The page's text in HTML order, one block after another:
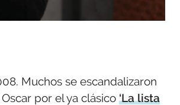
Muchos se escandalizaron
por el ya clásico ‘La lista